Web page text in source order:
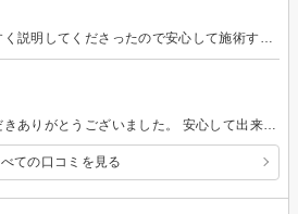
とても丁寧に対応していただきありがとうございました。 安心して出来たので良かったです！
ての口コミを見る